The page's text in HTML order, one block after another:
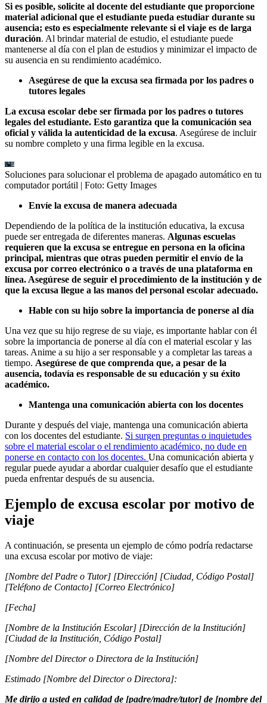
Si es posible, solicite al docente del estudiante que proporcione
material adicional que el estudiante pueda estudiar durante su
ausencia; esto es especialmente relevante si el viaje es de larga
duración. Al brindar material de estudio, el estudiante puede
mantenerse al día con el plan de estudios y minimizar el impacto de
su ausencia en su rendimiento académico.
Asegúrese de que la excusa sea firmada por los padres o
tutores legales
La excusa escolar debe ser firmada por los padres o tutores
legales del estudiante. Esto garantiza que la comunicación sea
oficial y válida la autenticidad de la excusa. Asegúrese de incluir
su nombre completo y una firma legible en la excusa.
Soluciones para solucionar el problema de apagado automático en tu
computador portátil | Foto: Getty Images
Envíe la excusa de manera adecuada
Dependiendo de la política de la institución educativa, la excusa
puede ser entregada de diferentes maneras. Algunas escuelas
requieren que la excusa se entregue en persona en la oficina
principal, mientras que otras pueden permitir el envío de la
excusa por correo electrónico o a través de una plataforma en
línea. Asegúrese de seguir el procedimiento de la institución y de
que la excusa llegue a las manos del personal escolar adecuado.
Hable con su hijo sobre la importancia de ponerse al día
Una vez que su hijo regrese de su viaje, es importante hablar con él
sobre la importancia de ponerse al día con el material escolar y las
tareas. Anime a su hijo a ser responsable y a completar las tareas a
tiempo. Asegúrese de que comprenda que, a pesar de la
ausencia, todavía es responsable de su educación y su éxito
académico.
Mantenga una comunicación abierta con los docentes
Durante y después del viaje, mantenga una comunicación abierta
con los docentes del estudiante. Si surgen preguntas o inquietudes
sobre el material escolar o el rendimiento académico, no dude en
ponerse en contacto con los docentes. Una comunicación abierta y
regular puede ayudar a abordar cualquier desafío que el estudiante
pueda enfrentar después de su ausencia.
Ejemplo de excusa escolar por motivo de
viaje
A continuación, se presenta un ejemplo de cómo podría redactarse
una excusa escolar por motivo de viaje:
[Nombre del Padre o Tutor] [Dirección] [Ciudad, Código Postal]
[Teléfono de Contacto] [Correo Electrónico]
[Fecha]
[Nombre de la Institución Escolar] [Dirección de la Institución]
[Ciudad de la Institución, Código Postal]
[Nombre del Director o Directora de la Institución]
Estimado [Nombre del Director o Directora]:
Me dirijo a usted en calidad de [padre/madre/tutor] de [nombre del